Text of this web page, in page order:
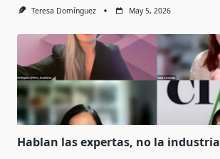
Teresa Domínguez May 5, 2026
Hablan las expertas, no la industria